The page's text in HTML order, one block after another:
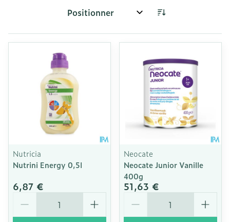
Trier par:
Nutricia
Nutrini Energy 0,5l
6,87 €
Neocate
Neocate Junior Vanille
400g
51,63 €